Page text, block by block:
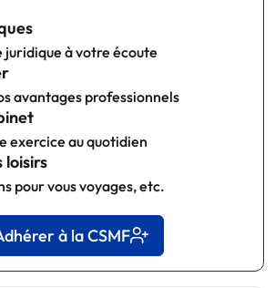
juridique à votre écoute
avantages professionnels
exercice au quotidien
loisirs
pour vous voyages, etc.
à la CSMF